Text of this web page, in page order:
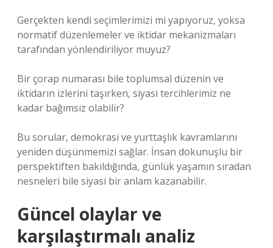
Gerçekten kendi seçimlerimizi mi yapıyoruz, yoksa
normatif düzenlemeler ve iktidar mekanizmaları
tarafından yönlendiriliyor muyuz?
Bir çorap numarası bile toplumsal düzenin ve
iktidarın izlerini taşırken, siyasi tercihlerimiz ne
kadar bağımsız olabilir?
Bu sorular, demokrasi ve yurttaşlık kavramlarını
yeniden düşünmemizi sağlar. İnsan dokunuşlu bir
perspektiften bakıldığında, günlük yaşamın sıradan
nesneleri bile siyasi bir anlam kazanabilir.
Güncel olaylar ve
karşılaştırmalı analiz